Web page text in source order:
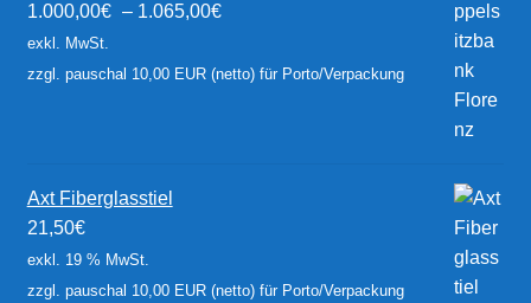
1.000,00€ – 1.065,00€
exkl. MwSt.
zzgl. pauschal 10,00 EUR (netto) für Porto/Verpackung
Axt Fiberglasstiel
21,50€
exkl. 19 % MwSt.
zzgl. pauschal 10,00 EUR (netto) für Porto/Verpackung